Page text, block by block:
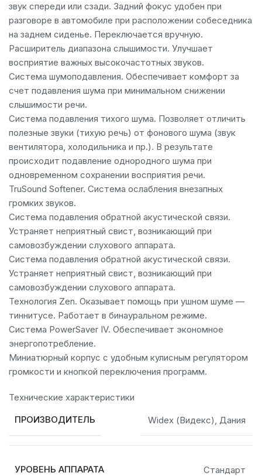
звук спереди или сзади. Задний фокус удобен при
разговоре в автомобиле при расположении собеседника
на заднем сиденье. Переключается вручную.
Расширитель диапазона слышимости. Улучшает
восприятие важных высокочастотных звуков.
Система шумоподавления. Обеспечивает комфорт за
счет подавления шума при минимальном снижении
слышимости речи.
Система подавления тихого шума. Позволяет отличить
полезные звуки (тихую речь) от фонового шума (звук
вентилятора, холодильника и пр.). В результате
происходит подавление однородного шума при
одновременном сохранении восприятия речи.
TruSound Softener. Система ослабления внезапных
громких звуков.
Система подавления обратной акустической связи.
Устраняет неприятный свист, возникающий при
самовозбуждении слухового аппарата.
Система подавления обратной акустической связи.
Устраняет неприятный свист, возникающий при
самовозбуждении слухового аппарата.
Технология Zen. Оказывает помощь при ушном шуме —
тиннитусе. Работает в бинауральном режиме.
Система PowerSaver IV. Обеспечивает экономное
энергопотребление.
Миниатюрный корпус с удобным кулисным регулятором
громкости и кнопкой переключения программ.
Технические характеристики
ПРОИЗВОДИТЕЛЬ
Widex (Видекс), Дания
УРОВЕНЬ АППАРАТА Стандарт